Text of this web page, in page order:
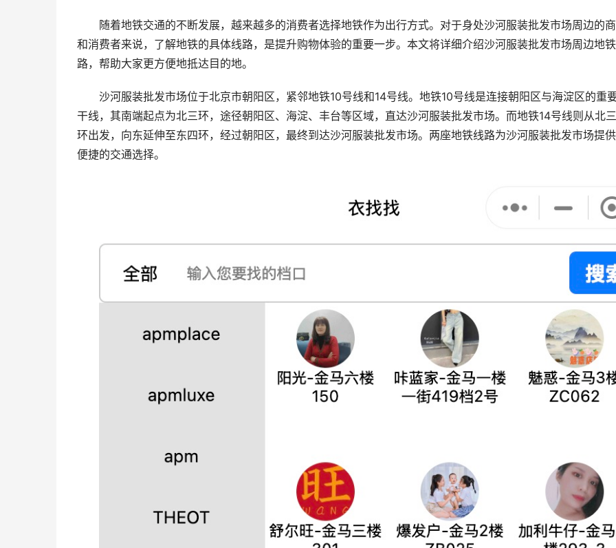
随着地铁交通的不断发展，越来越多的消费者选择地铁作为出行方式。对于身处沙河服装批发市场周边的
和消费者来说，了解地铁的具体线路，是提升购物体验的重要一步。本文将详细介绍沙河服装批发市场周边地
路，帮助大家更方便地抵达目的地。
沙河服装批发市场位于北京市朝阳区，紧邻地铁10号线和14号线。地铁10号线是连接朝阳区与海淀区的重
干线，其南端起点为北三环，途径朝阳区、海淀、丰台等区域，直达沙河服装批发市场。而地铁14号线则从北三
环出发，向东延伸至东四环，经过朝阳区，最终到达沙河服装批发市场。两座地铁线路为沙河服装批发市场提
便捷的交通选择。